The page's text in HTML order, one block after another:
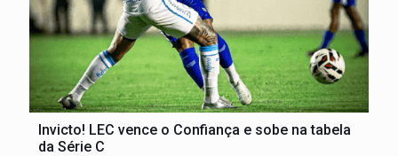
Invicto! LEC vence o Confiança e sobe na tabela
da Série C